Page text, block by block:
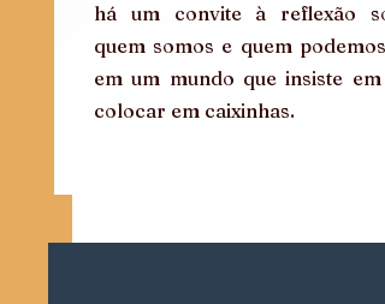
há um convite à reflexão
quem somos e quem podemos
em um mundo que insiste em
colocar em caixinhas.